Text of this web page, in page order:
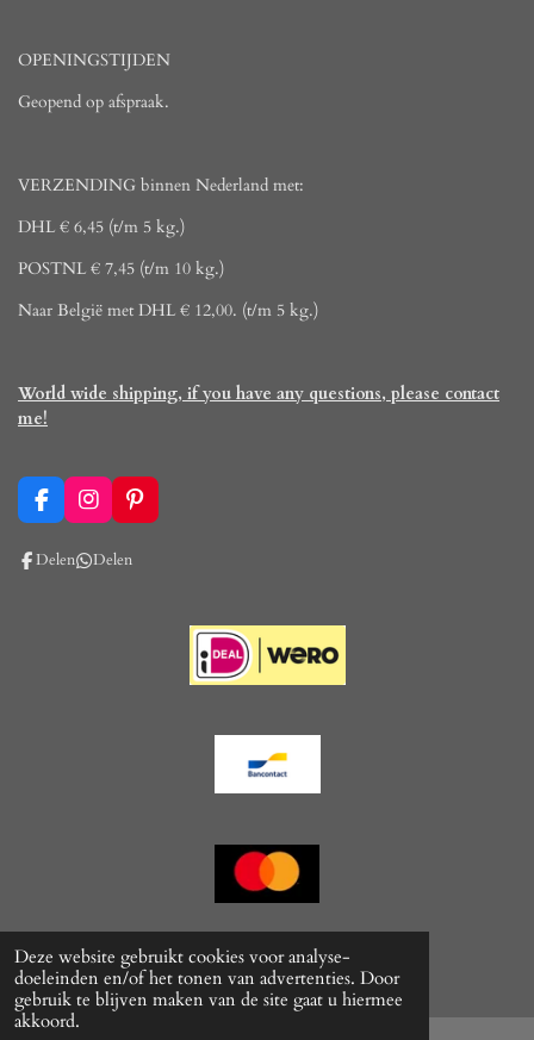
Deze website gebruikt cookies voor analyse-
doeleinden en/of het tonen van advertenties. Door
gebruik te blijven maken van de site gaat u hiermee
akkoord.
OPENINGSTIJDEN
Geopend op afspraak.
VERZENDING binnen Nederland met:
DHL € 6,45 (t/m 5 kg.)
POSTNL € 7,45 (t/m 10 kg.)
Naar België met DHL € 12,00. (t/m 5 kg.)
World wide shipping, if you have any questions, please contact
me!
F
a
c
I
n
s
t
P
i
Delen Delen
© 2022 - 2026 cobybrocante
Powered by JouwWeb